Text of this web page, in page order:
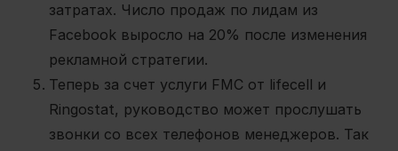
затратах. Число продаж по лидам из
Facebook выросло на 20% после изменения
рекламной стратегии.
Теперь за счет услуги FMC от lifecell и
Ringostat, руководство может прослушать
звонки со всех телефонов менеджеров. Так